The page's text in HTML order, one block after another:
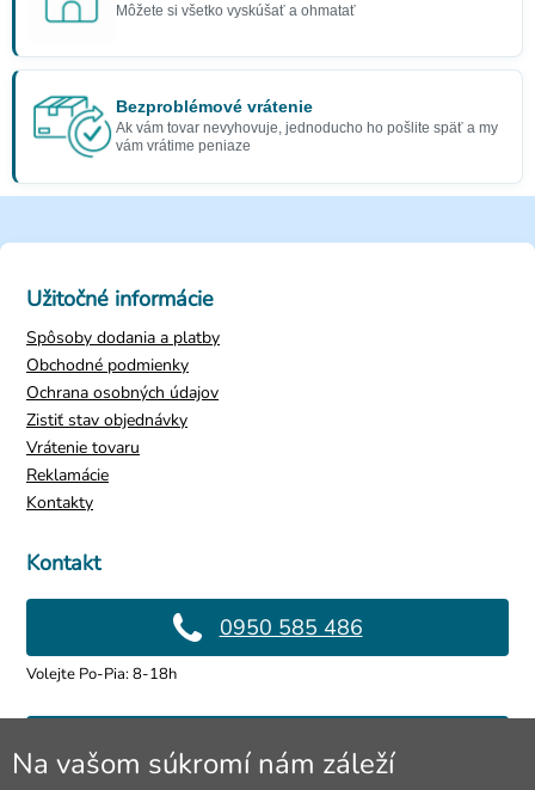
Môžete si všetko vyskúšať a ohmatať
Bezproblémové vrátenie
Ak vám tovar nevyhovuje, jednoducho ho pošlite späť a my
vám vrátime peniaze
Kontakt
0950 585 486
Volejte Po-Pia: 8-18h
info@4lol.cz
Užitočné informácie
Spôsoby dodania a platby
Obchodné podmienky
Ochrana osobných údajov
Zistiť stav objednávky
Vrátenie tovaru
Reklamácie
Kontakty
Na vašom súkromí nám záleží